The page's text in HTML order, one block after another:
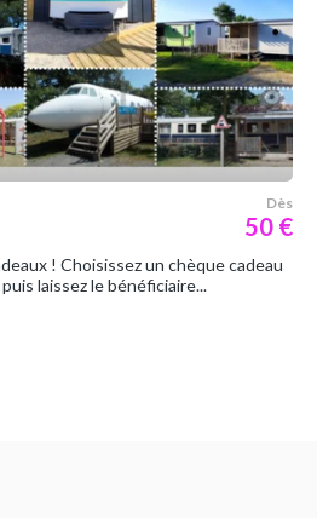
Dès
50 €
! Choisissez un chèque cadeau
laissez le bénéficiaire...